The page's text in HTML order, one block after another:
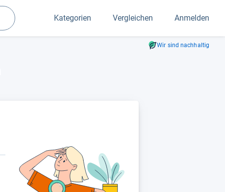
Suchen
Kategorien Vergleichen Anmelden
Wir sind nachhaltig